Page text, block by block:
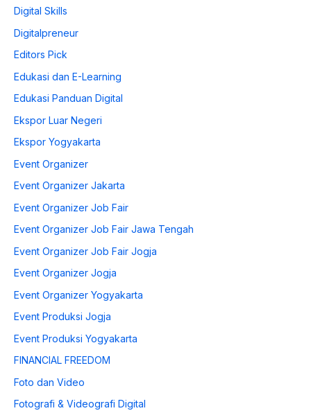
Digital Skills
Digitalpreneur
Editors Pick
Edukasi dan E-Learning
Edukasi Panduan Digital
Ekspor Luar Negeri
Ekspor Yogyakarta
Event Organizer
Event Organizer Jakarta
Event Organizer Job Fair
Event Organizer Job Fair Jawa Tengah
Event Organizer Job Fair Jogja
Event Organizer Jogja
Event Organizer Yogyakarta
Event Produksi Jogja
Event Produksi Yogyakarta
FINANCIAL FREEDOM
Foto dan Video
Fotografi & Videografi Digital